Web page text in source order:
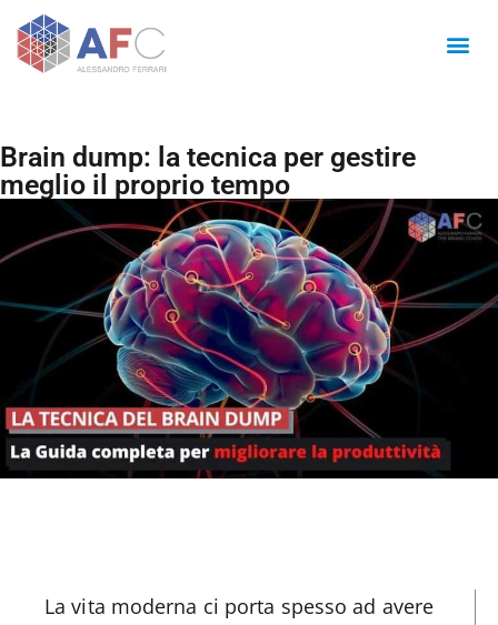
Brain dump: la tecnica per gestire
meglio il proprio tempo
La vita moderna ci porta spesso ad avere